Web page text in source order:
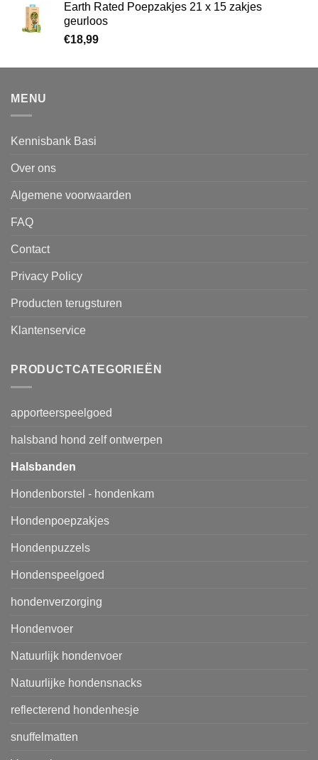
Earth Rated Poepzakjes 21 x 15 zakjes
geurloos
€18,99
MENU
Kennisbank Basi
Over ons
Algemene voorwaarden
FAQ
Contact
Privacy Policy
Producten terugsturen
Klantenservice
PRODUCTCATEGORIEËN
apporteerspeelgoed
halsband hond zelf ontwerpen
Halsbanden
Hondenborstel - hondenkam
Hondenpoepzakjes
Hondenpuzzels
Hondenspeelgoed
hondenverzorging
Hondenvoer
Natuurlijk hondenvoer
Natuurlijke hondensnacks
reflecterend hondenhesje
snuffelmatten